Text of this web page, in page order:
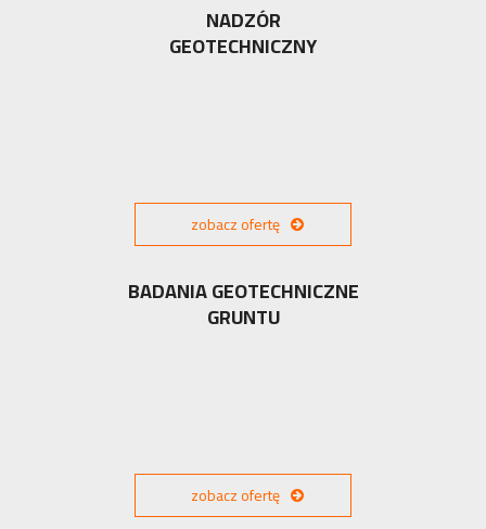
NADZÓR
GEOTECHNICZNY
zobacz ofertę
BADANIA GEOTECHNICZNE
GRUNTU
zobacz ofertę